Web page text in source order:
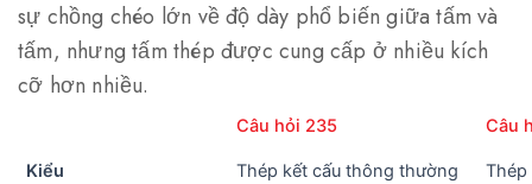
sự chồng chéo lớn về độ dày phổ biến giữa tấm và
tấm, nhưng tấm thép được cung cấp ở nhiều kích
cỡ hơn nhiều.
Câu hỏi 235 Câu
Kiểu Thép kết cấu thông thường